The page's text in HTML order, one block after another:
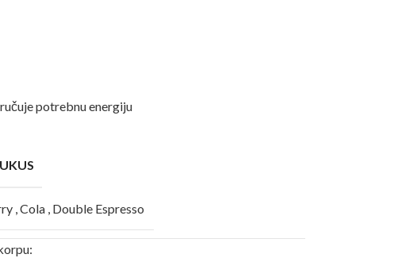
potrebnu energiju
UKUS
,Cola , Double Espresso